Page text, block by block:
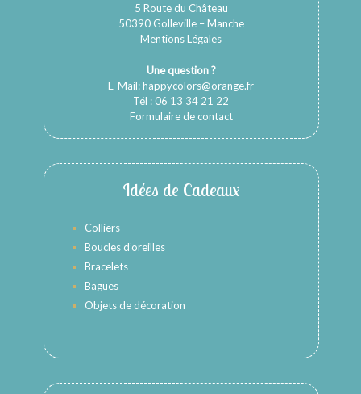
5 Route du Château
50390 Golleville – Manche
Mentions Légales
Une question ?
E-Mail:happycolors@orange.fr
Tél : 06 13 34 21 22
Formulaire de contact
Idées de Cadeaux
Colliers
Boucles d’oreilles
Bracelets
Bagues
Objets de décoration